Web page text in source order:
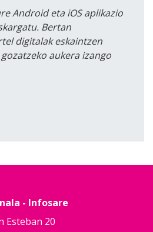
Android eta iOS aplikazio
Bertan
digitalak eskaintzen
aukera izango
- Infosare
Esteban 20